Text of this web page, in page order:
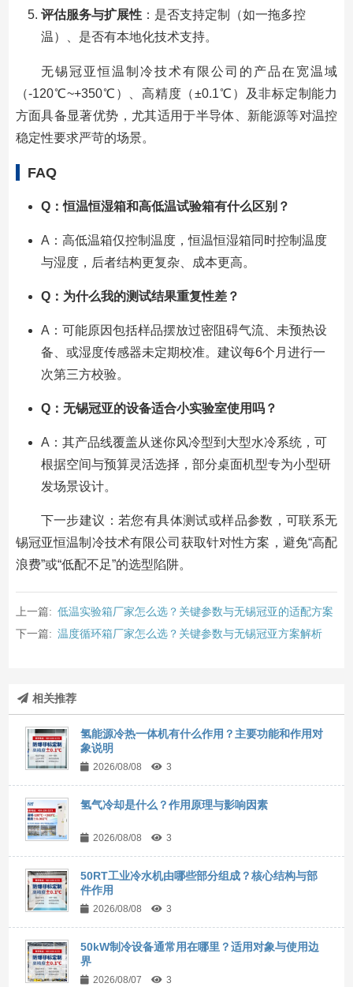
评估服务与扩展性：是否支持定制（如一拖多控
温）、是否有本地化技术支持。
无锡冠亚恒温制冷技术有限公司的产品在宽温域
（-120℃~+350℃）、高精度（±0.1℃）及非标定制能力
方面具备显著优势，尤其适用于半导体、新能源等对温控
稳定性要求严苛的场景。
FAQ
Q：恒温恒湿箱和高低温试验箱有什么区别？
A：高低温箱仅控制温度，恒温恒湿箱同时控制温度
与湿度，后者结构更复杂、成本更高。
Q：为什么我的测试结果重复性差？
A：可能原因包括样品摆放过密阻碍气流、未预热设
备、或湿度传感器未定期校准。建议每6个月进行一
次第三方校验。
Q：无锡冠亚的设备适合小实验室使用吗？
A：其产品线覆盖从迷你风冷型到大型水冷系统，可
根据空间与预算灵活选择，部分桌面机型专为小型研
发场景设计。
下一步建议：若您有具体测试或样品参数，可联系无
锡冠亚恒温制冷技术有限公司获取针对性方案，避免“高配
浪费”或“低配不足”的选型陷阱。
上一篇: 低温实验箱厂家怎么选？关键参数与无锡冠亚的适配方案
下一篇: 温度循环箱厂家怎么选？关键参数与无锡冠亚方案解析
相关推荐
氢能源冷热一体机有什么作用？主要功能和作用对
象说明
2026/08/08 3
氢气冷却是什么？作用原理与影响因素
2026/08/08 3
50RT工业冷水机由哪些部分组成？核心结构与部
件作用
2026/08/08 3
50kW制冷设备通常用在哪里？适用对象与使用边
界
2026/08/07 3